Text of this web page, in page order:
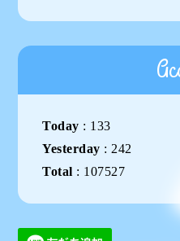
Today : 133
Yesterday : 242
Total : 107527